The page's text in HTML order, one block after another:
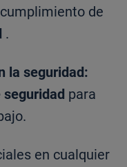
de
.
la seguridad:
para
en cualquier